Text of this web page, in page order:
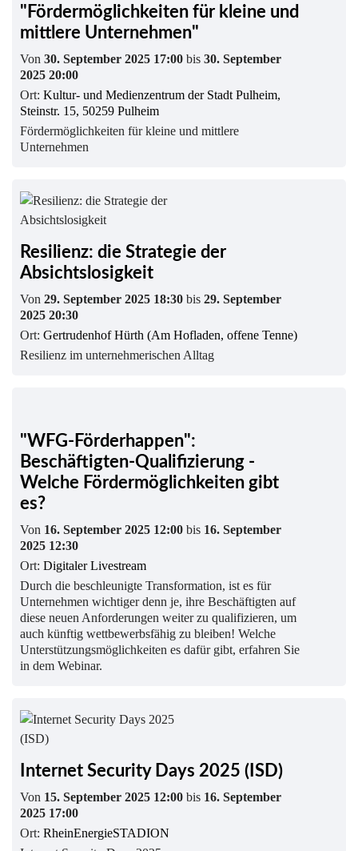
"Fördermöglichkeiten für kleine und
mittlere Unternehmen"
Von 30. September 2025 17:00 bis 30. September
2025 20:00
Ort: Kultur- und Medienzentrum der Stadt Pulheim,
Steinstr. 15, 50259 Pulheim
Fördermöglichkeiten für kleine und mittlere
Unternehmen
Resilienz: die Strategie der
Absichtslosigkeit
Von 29. September 2025 18:30 bis 29. September
2025 20:30
Ort: Gertrudenhof Hürth (Am Hofladen, offene Tenne)
Resilienz im unternehmerischen Alltag
"WFG-Förderhappen":
Beschäftigten-Qualifizierung -
Welche Fördermöglichkeiten gibt
es?
Von 16. September 2025 12:00 bis 16. September
2025 12:30
Ort: Digitaler Livestream
Durch die beschleunigte Transformation, ist es für
Unternehmen wichtiger denn je, ihre Beschäftigten auf
diese neuen Anforderungen weiter zu qualifizieren, um
auch künftig wettbewerbsfähig zu bleiben! Welche
Unterstützungsmöglichkeiten es dafür gibt, erfahren Sie
in dem Webinar.
Internet Security Days 2025 (ISD)
Von 15. September 2025 12:00 bis 16. September
2025 17:00
Ort: RheinEnergieSTADION